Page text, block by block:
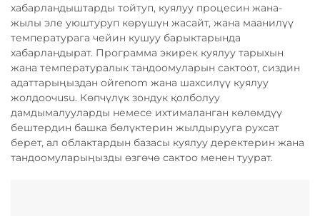
хабарландыштарды тойтуп, куялуу процесин жана-
жылы эле уюштуруп көрүшүн жасайт, жана маанилүү
температурага чейин кушуу барыктарында
хабарландырат. Программа экирек куялуу тарыхын
жана температуралык тандоомуларын сактоот, сиздин
адаттарыңыздан ойrenom жана шахсилүү куялуу
жолдоочusu. Көпчүлүк зондук қолболуу
дамдымалууларды немесе ихтималанган көлөмдүү
бештердин башка бөлүктерин жылдырууга рухсат
берет, ал облактардын базасы куялуу деректерин жана
тандоомуларыңызды өзгөчө сактоо менен туурат.